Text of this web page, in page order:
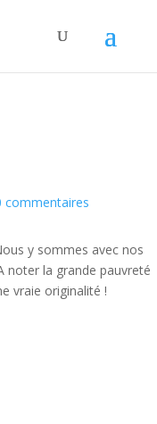
commentaires
y sommes avec nos
noter la grande pauvreté
vraie originalité !